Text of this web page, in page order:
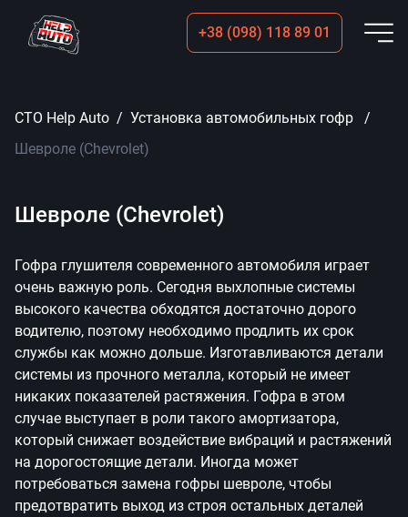
+38 (098) 118 89 01
СТО Help Auto
Установка автомобильных гофр
Шевроле (Chevrolet)
Шевроле (Chevrolet)
Гофра глушителя современного автомобиля играет
очень важную роль. Сегодня выхлопные системы
высокого качества обходятся достаточно дорого
водителю, поэтому необходимо продлить их срок
службы как можно дольше. Изготавливаются детали
системы из прочного металла, который не имеет
никаких показателей растяжения. Гофра в этом
случае выступает в роли такого амортизатора,
который снижает воздействие вибраций и растяжений
на дорогостоящие детали. Иногда может
потребоваться замена гофры шевроле, чтобы
предотвратить выход из строя остальных деталей